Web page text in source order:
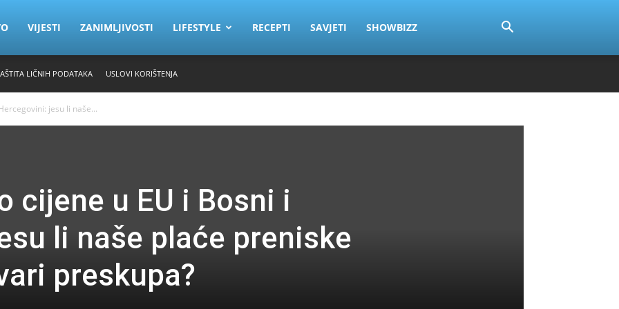
VIJESTI ZANIMLJIVOSTI LIFESTYLE RECEPTI SAVJETI SHOWBIZZ
LIČNIH PODATAKA USLOVI KORIŠTENJA
jesu li naše...
cijene u EU i Bosni i
li naše plaće preniske
preskupa?